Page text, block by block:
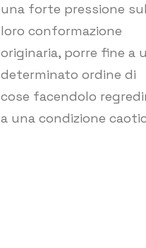
una forte pressione
loro conformazione
originaria, porre fine a
determinato ordine di
cose facendolo
a una condizione